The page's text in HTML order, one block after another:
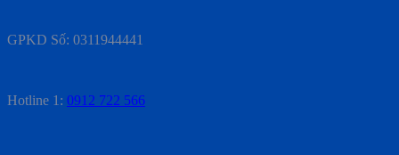
GPKD Số: 0311944441
Hotline 1: 0912 722 566